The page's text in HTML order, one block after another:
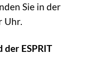
Sie in der
Uhr.
ESPRIT